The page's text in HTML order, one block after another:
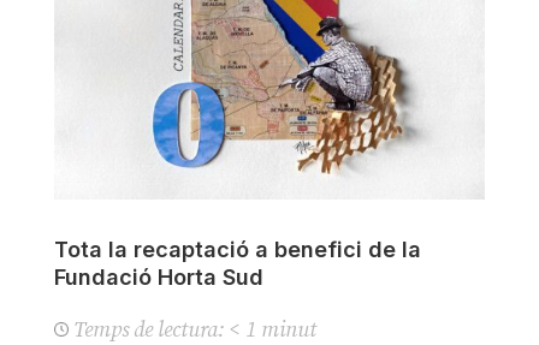
Tota la recaptació a benefici de la
Fundació Horta Sud
Temps de lectura: < 1 minut